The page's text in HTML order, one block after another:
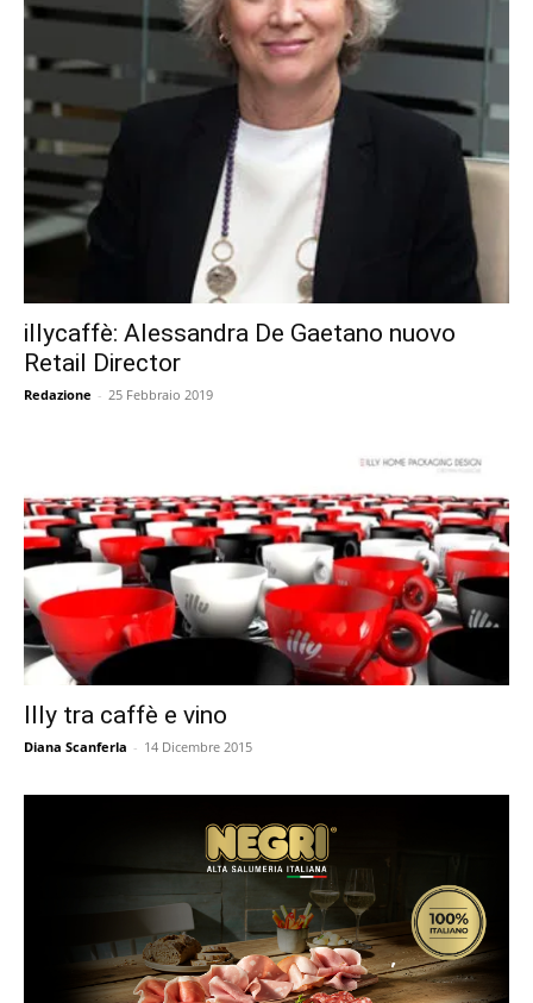
illycaffè: Alessandra De Gaetano nuovo
Retail Director
Redazione - 25 Febbraio 2019
Illy tra caffè e vino
Diana Scanferla - 14 Dicembre 2015